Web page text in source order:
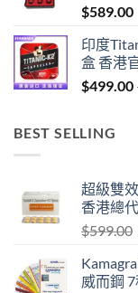
$589.00
印度
盒 香港
$499.00
BEST SELLING
超級雙
香港總
$599.00
威而鋼